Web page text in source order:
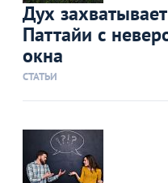
Дух
Паттайи с
окна
СТАТЬИ